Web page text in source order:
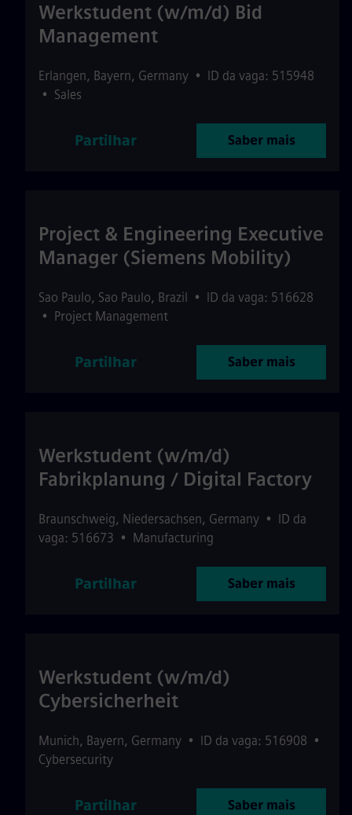
Werkstudent (w/m/d) Bid
Management
Erlangen, Bayern, Germany • ID da vaga: 515948
• Sales
Partilhar Saber mais
Project & Engineering Executive
Manager (Siemens Mobility)
Sao Paulo, Sao Paulo, Brazil • ID da vaga: 516628
• Project Management
Partilhar Saber mais
Werkstudent (w/m/d)
Fabrikplanung / Digital Factory
Braunschweig, Niedersachsen, Germany • ID da
vaga: 516673 • Manufacturing
Partilhar Saber mais
Werkstudent (w/m/d)
Cybersicherheit
Munich, Bayern, Germany • ID da vaga: 516908 •
Cybersecurity
Partilhar Saber mais